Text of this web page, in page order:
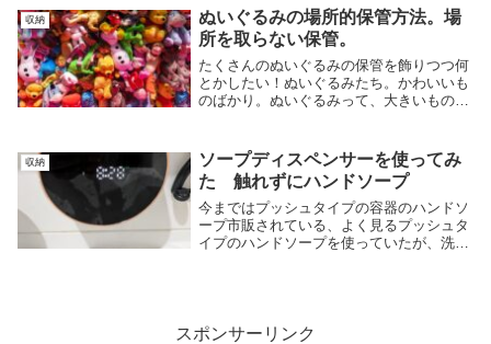
収納
ぬいぐるみの場所的保管方法。場
所を取らない保管。
たくさんのぬいぐるみの保管を飾りつつ何
とかしたい！ぬいぐるみたち。かわいいも
のばかり。ぬいぐるみって、大きいものか
で取ったぬいぐるみ！何かの上に飾ると結
構場所を取る...
収納
ソープディスペンサーを使ってみ
た 触れずにハンドソープ
今まではプッシュタイプの容器のハンドソ
ープ市販されている、よく見るプッシュタ
イプのハンドソープを使っていたが、洗面
スポンサーリンク